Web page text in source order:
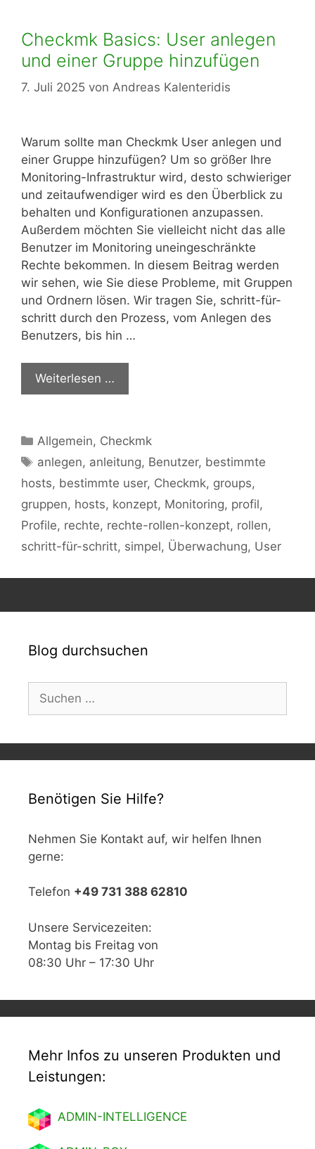
Checkmk Basics: User anlegen
und einer Gruppe hinzufügen
7. Juli 2025 von Andreas Kalenteridis
Warum sollte man Checkmk User anlegen und
einer Gruppe hinzufügen? Um so größer Ihre
Monitoring-Infrastruktur wird, desto schwieriger
und zeitaufwendiger wird es den Überblick zu
behalten und Konfigurationen anzupassen.
Außerdem möchten Sie vielleicht nicht das alle
Benutzer im Monitoring uneingeschränkte
Rechte bekommen. In diesem Beitrag werden
wir sehen, wie Sie diese Probleme, mit Gruppen
und Ordnern lösen. Wir tragen Sie, schritt-für-
schritt durch den Prozess, vom Anlegen des
Benutzers, bis hin …
Weiterlesen …
Kategorien
Allgemein, Checkmk
Schlagwörter
anlegen, anleitung, Benutzer, bestimmte
hosts, bestimmte user, Checkmk, groups,
gruppen, hosts, konzept, Monitoring, profil,
Profile, rechte, rechte-rollen-konzept, rollen,
schritt-für-schritt, simpel, Überwachung, User
Blog durchsuchen
nach:
Benötigen Sie Hilfe?
Nehmen Sie Kontakt auf, wir helfen Ihnen
gerne:
Telefon +49 731 388 62810
Unsere Servicezeiten:
Montag bis Freitag von
08:30 Uhr – 17:30 Uhr
Mehr Infos zu unseren Produkten und
Leistungen:
ADMIN-INTELLIGENCE